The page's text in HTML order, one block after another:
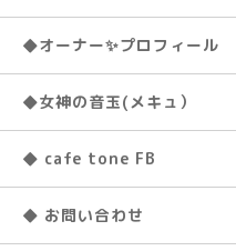
◆オーナー✨プロフィール
◆女神の音玉(メキュ）
◆ cafe tone FB
◆ お問い合わせ